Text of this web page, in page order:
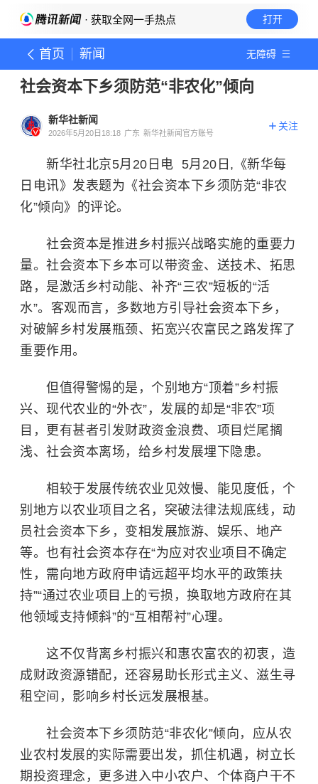
· 获取全网一手热点 打开
首页 新闻 无障碍
社会资本下乡须防范“非农化”倾向
新华社新闻
2026年5月20日18:18 广东 新华社新闻官方账号
关注
新华社北京5月20日电 5月20日,《新华每
日电讯》发表题为《社会资本下乡须防范“非农
化”倾向》的评论。
社会资本是推进乡村振兴战略实施的重要力
量。社会资本下乡本可以带资金、送技术、拓思
路，是激活乡村动能、补齐“三农”短板的“活
水”。客观而言，多数地方引导社会资本下乡，
对破解乡村发展瓶颈、拓宽兴农富民之路发挥了
重要作用。
但值得警惕的是，个别地方“顶着”乡村振
兴、现代农业的“外衣”，发展的却是“非农”项
目，更有甚者引发财政资金浪费、项目烂尾搁
浅、社会资本离场，给乡村发展埋下隐患。
相较于发展传统农业见效慢、能见度低，个
别地方以农业项目之名，突破法律法规底线，动
员社会资本下乡，变相发展旅游、娱乐、地产
等。也有社会资本存在“为应对农业项目不确定
性，需向地方政府申请远超平均水平的政策扶
持”“通过农业项目上的亏损，换取地方政府在其
他领域支持倾斜”的“互相帮衬”心理。
这不仅背离乡村振兴和惠农富农的初衷，造
成财政资源错配，还容易助长形式主义、滋生寻
租空间，影响乡村长远发展根基。
社会资本下乡须防范“非农化”倾向，应从农
业农村发展的实际需要出发，抓住机遇，树立长
期投资理念，更多进入中小农户、个体商户干不